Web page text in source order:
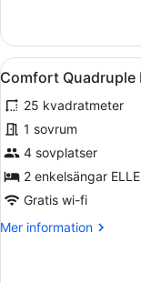
Double
Room,
Terrace
Free
Airport
Shuttle
Öppna
alla
foton
för
Comfort
Quadruple
Room
Free
5
Comfort Quadruple
25 kvadratmeter
1 sovrum
4 sovplatser
2 enkelsängar
Gratis wi-fi
Mer information
Mer